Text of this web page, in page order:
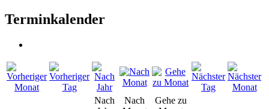
Terminkalender
Nach
Nach
Gehe zu